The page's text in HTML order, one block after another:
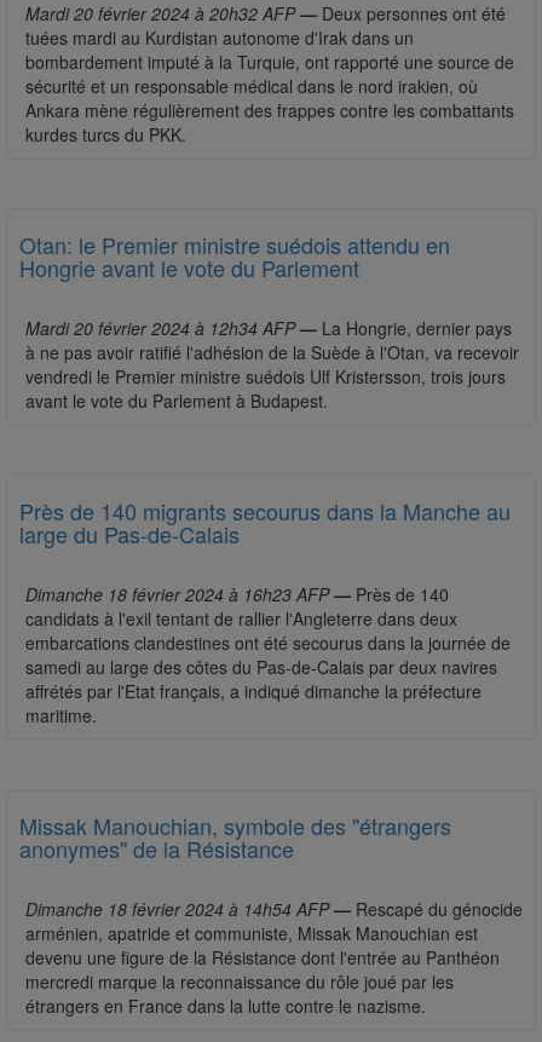
Mardi 20 février 2024 à 20h32 AFP — Deux personnes ont été
tuées mardi au Kurdistan autonome d'Irak dans un
bombardement imputé à la Turquie, ont rapporté une source de
sécurité et un responsable médical dans le nord irakien, où
Ankara mène régulièrement des frappes contre les combattants
kurdes turcs du PKK.
Otan: le Premier ministre suédois attendu en
Hongrie avant le vote du Parlement
Mardi 20 février 2024 à 12h34 AFP — La Hongrie, dernier pays
à ne pas avoir ratifié l'adhésion de la Suède à l'Otan, va recevoir
vendredi le Premier ministre suédois Ulf Kristersson, trois jours
avant le vote du Parlement à Budapest.
Près de 140 migrants secourus dans la Manche au
large du Pas-de-Calais
Dimanche 18 février 2024 à 16h23 AFP — Près de 140
candidats à l'exil tentant de rallier l'Angleterre dans deux
embarcations clandestines ont été secourus dans la journée de
samedi au large des côtes du Pas-de-Calais par deux navires
affrétés par l'Etat français, a indiqué dimanche la préfecture
maritime.
Missak Manouchian, symbole des "étrangers
anonymes" de la Résistance
Dimanche 18 février 2024 à 14h54 AFP — Rescapé du génocide
arménien, apatride et communiste, Missak Manouchian est
devenu une figure de la Résistance dont l'entrée au Panthéon
mercredi marque la reconnaissance du rôle joué par les
étrangers en France dans la lutte contre le nazisme.